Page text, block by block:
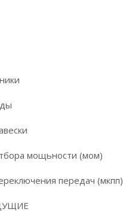
мощьности (мом)
передач (мкпп)